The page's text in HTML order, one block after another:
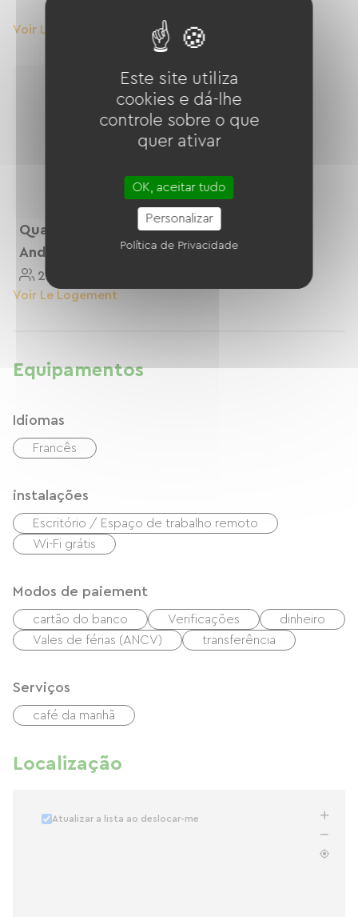
Voir Le Logement
Voir Le Logement
Quarto Mimosa,
Andar Superior
2 Personnes
Voir Le Logement
Equipamentos
Idiomas
Francês
instalações
Escritório / Espaço de trabalho remoto
Wi-Fi grátis
Modos de paiement
cartão do banco Verificações
dinheiro
Vales de férias (ANCV)
transferência
Serviços
café da manhã
Localização
Atualizar a lista ao deslocar-me
Este site utiliza
cookies e dá-lhe
controle sobre o que
quer ativar
OK, aceitar tudo
Personalizar
Política de Privacidade